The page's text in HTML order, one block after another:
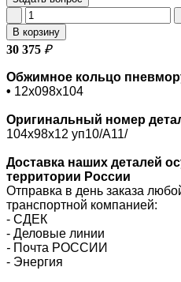
В корзину
30 375 ₽
Обжимное кольцо
• 12х098х104
Оригинальный номер
104х98х12 уп10/A11/
Доставка наших деталей
территории России
Отправка в день заказа
транспортной компанией:
- СДЕК
- Деловые линии
- Почта РОССИИ
- Энергия